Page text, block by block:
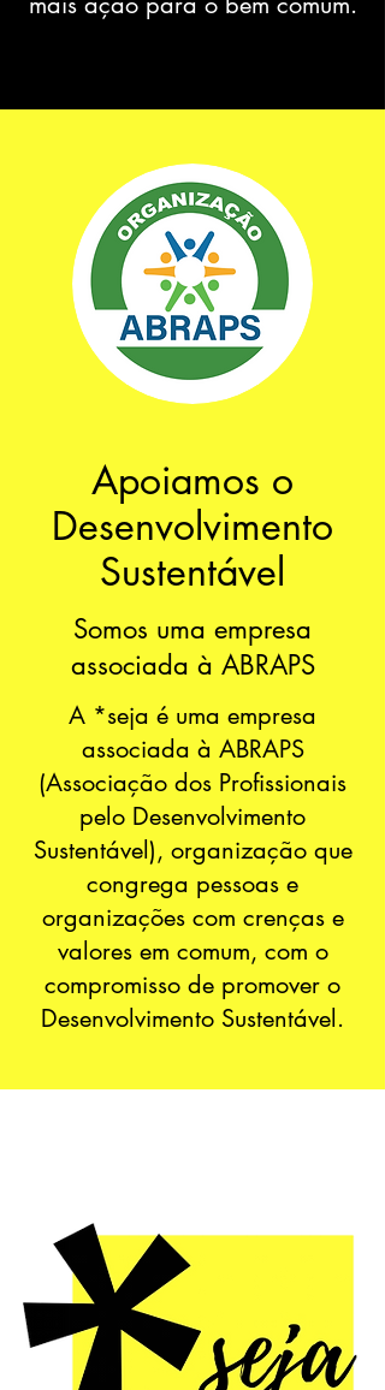
Apoiamos o
Desenvolvimento
Sustentável
Somos uma empresa
associada à ABRAPS
A *seja é uma empresa
associada à ABRAPS
(Associação dos Profissionais
pelo Desenvolvimento
Sustentável), organização que
congrega pessoas e
organizações com crenças e
valores em comum, com o
compromisso de promover o
Desenvolvimento Sustentável.